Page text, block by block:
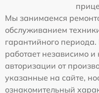
Мы занимаемся
обслуживанием
гарантийного
работает независимо
авторизации от
указанные на сайте,
ознакомительный